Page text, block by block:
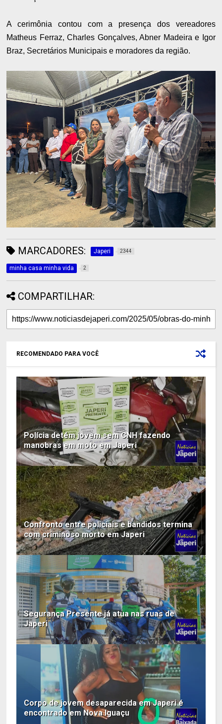
A cerimônia contou com a presença dos vereadores
Matheus Ferraz, Charles Gonçalves, Abner Madeira e Igor
Braz, Secretários Municipais e moradores da região.
MARCADORES: Japeri 2344
minha casa minha vida 2
COMPARTILHAR:
RECOMENDADO PARA VOCÊ
Polícia detém jovem sem CNH fazendo
manobras em moto em Japeri
Confronto entre policiais e bandidos termina
com criminoso morto em Japeri
Segurança Presente já atua nas ruas de
Japeri
Corpo de jovem desaparecida em Japeri é
encontrado em Nova Iguaçu